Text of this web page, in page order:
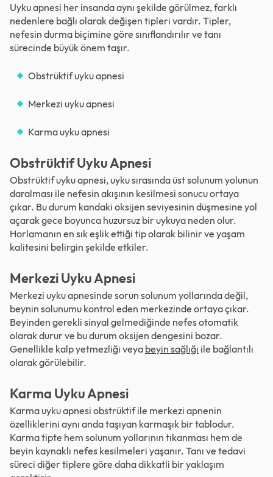
Uyku apnesi her insanda aynı şekilde görülmez, farklı
nedenlere bağlı olarak değişen tipleri vardır. Tipler,
nefesin durma biçimine göre sınıflandırılır ve tanı
sürecinde büyük önem taşır.
Obstrüktif uyku apnesi
Merkezi uyku apnesi
Karma uyku apnesi
Obstrüktif Uyku Apnesi
Obstrüktif uyku apnesi, uyku sırasında üst solunum yolunun
daralması ile nefesin akışının kesilmesi sonucu ortaya
çıkar. Bu durum kandaki oksijen seviyesinin düşmesine yol
açarak gece boyunca huzursuz bir uykuya neden olur.
Horlamanın en sık eşlik ettiği tip olarak bilinir ve yaşam
kalitesini belirgin şekilde etkiler.
Merkezi Uyku Apnesi
Merkezi uyku apnesinde sorun solunum yollarında değil,
beynin solunumu kontrol eden merkezinde ortaya çıkar.
Beyinden gerekli sinyal gelmediğinde nefes otomatik
olarak durur ve bu durum oksijen dengesini bozar.
Genellikle kalp yetmezliği veya beyin sağlığı ile bağlantılı
olarak görülebilir.
Karma Uyku Apnesi
Karma uyku apnesi obstrüktif ile merkezi apnenin
özelliklerini aynı anda taşıyan karmaşık bir tablodur.
Karma tipte hem solunum yollarının tıkanması hem de
beyin kaynaklı nefes kesilmeleri yaşanır. Tanı ve tedavi
süreci diğer tiplere göre daha dikkatli bir yaklaşım